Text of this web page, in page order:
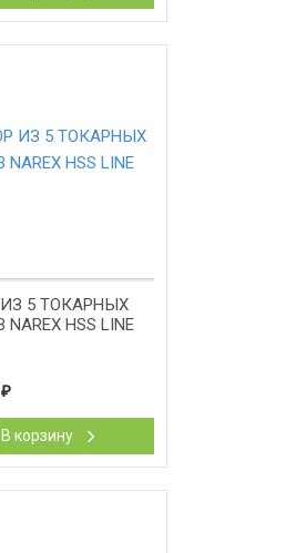
5 ТОКАРНЫХ
HSS LINE
₽
В корзину